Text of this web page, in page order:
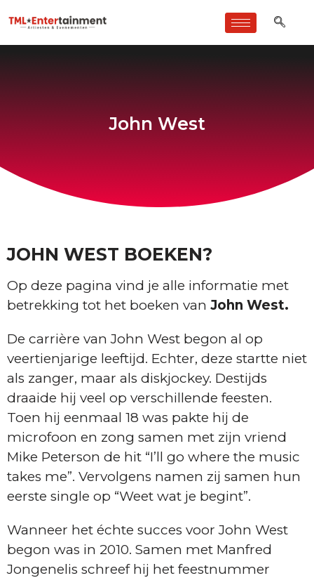
John West
JOHN WEST BOEKEN?
Op deze pagina vind je alle informatie met
betrekking tot het boeken van John West.
De carrière van John West begon al op
veertienjarige leeftijd. Echter, deze startte niet
als zanger, maar als diskjockey. Destijds
draaide hij veel op verschillende feesten.
Toen hij eenmaal 18 was pakte hij de
microfoon en zong samen met zijn vriend
Mike Peterson de hit “I’ll go where the music
takes me”. Vervolgens namen zij samen hun
eerste single op “Weet wat je begint”.
Wanneer het échte succes voor John West
begon was in 2010. Samen met Manfred
Jongenelis schreef hij het feestnummer